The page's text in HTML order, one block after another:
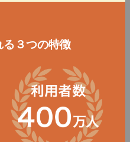
３つの特徴